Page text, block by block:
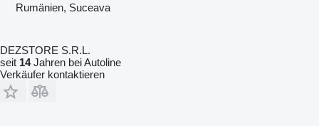
Rumänien, Suceava
DEZSTORE S.R.L.
seit 14Jahren bei Autoline
Verkäufer kontaktieren